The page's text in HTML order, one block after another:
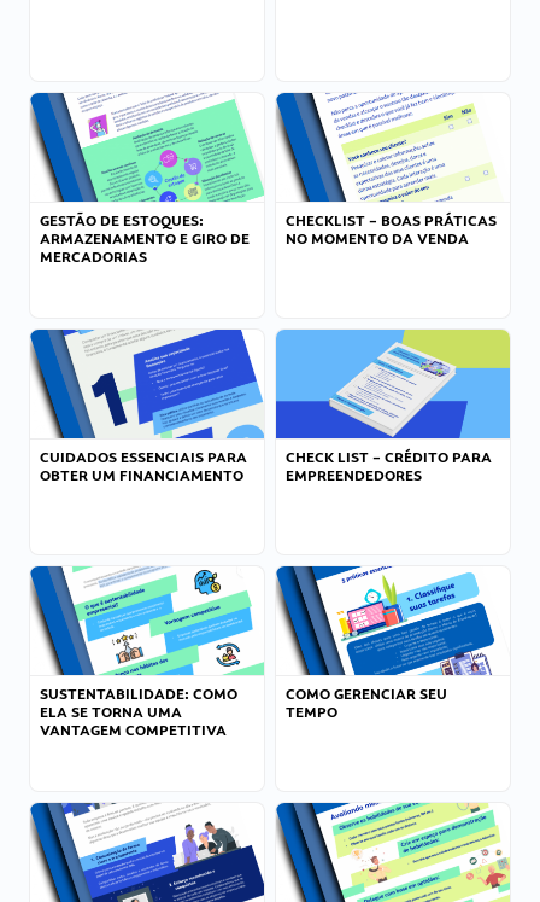
GESTÃO DE ESTOQUES:
ARMAZENAMENTO E GIRO DE
MERCADORIAS
CHECKLIST – BOAS PRÁTICAS
NO MOMENTO DA VENDA
CUIDADOS ESSENCIAIS PARA
OBTER UM FINANCIAMENTO
CHECK LIST – CRÉDITO PARA
EMPREENDEDORES
SUSTENTABILIDADE: COMO
ELA SE TORNA UMA
VANTAGEM COMPETITIVA
COMO GERENCIAR SEU
TEMPO